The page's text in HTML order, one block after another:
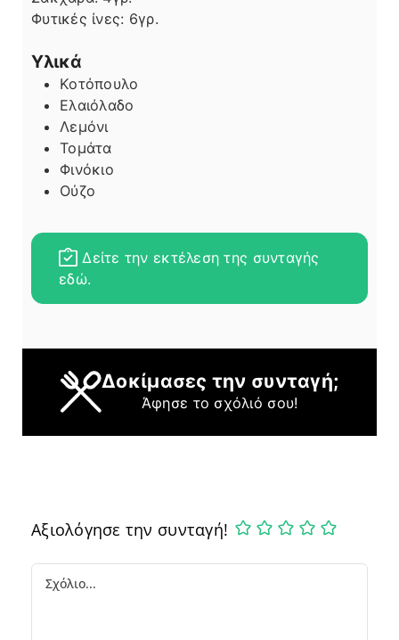
Φυτικές ίνες: 6γρ.
Υλικά
Κοτόπουλο
Ελαιόλαδο
Λεμόνι
Τομάτα
Φινόκιο
Ούζο
Δείτε την εκτέλεση της συνταγής
εδώ.
Δοκίμασες την συνταγή;
Άφησε το σχόλιό σου!
Αξιολόγησε την συνταγή!
Comment